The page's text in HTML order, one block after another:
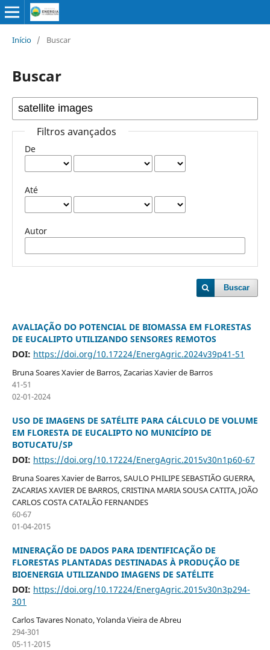
Início / Buscar
Buscar
Filtros avançados
De
Até
Autor
Buscar
AVALIAÇÃO DO POTENCIAL DE BIOMASSA EM FLORESTAS
DE EUCALIPTO UTILIZANDO SENSORES REMOTOS
DOI: https://doi.org/10.17224/EnergAgric.2024v39p41-51
Bruna Soares Xavier de Barros, Zacarias Xavier de Barros
41-51
02-01-2024
USO DE IMAGENS DE SATÉLITE PARA CÁLCULO DE VOLUME
EM FLORESTA DE EUCALIPTO NO MUNICÍPIO DE
BOTUCATU/SP
DOI: https://doi.org/10.17224/EnergAgric.2015v30n1p60-67
Bruna Soares Xavier de Barros, SAULO PHILIPE SEBASTIÃO GUERRA,
ZACARIAS XAVIER DE BARROS, CRISTINA MARIA SOUSA CATITA, JOÃO
CARLOS COSTA CATALÃO FERNANDES
60-67
01-04-2015
MINERAÇÃO DE DADOS PARA IDENTIFICAÇÃO DE
FLORESTAS PLANTADAS DESTINADAS À PRODUÇÃO DE
BIOENERGIA UTILIZANDO IMAGENS DE SATÉLITE
DOI: https://doi.org/10.17224/EnergAgric.2015v30n3p294-
301
Carlos Tavares Nonato, Yolanda Vieira de Abreu
294-301
05-11-2015